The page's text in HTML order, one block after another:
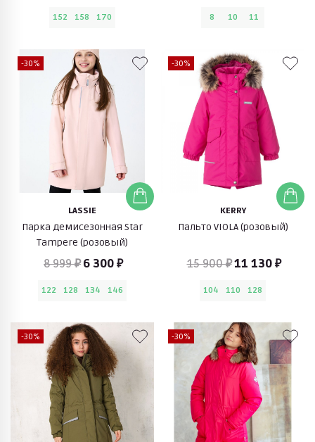
152 158 170 8 10 11
-30%
LASSIE
Парка демисезонная Star
Tampere (розовый)
8 999 ₽ 6 300 ₽
122 128 134 146
-30%
KERRY
Пальто VIOLA (розовый)
15 900 ₽11 130 ₽
104 110 128
-30% -30%